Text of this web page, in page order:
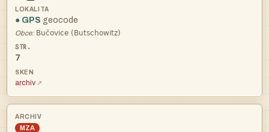
● GPS geocode
Obce: 
7
archiv
MZA